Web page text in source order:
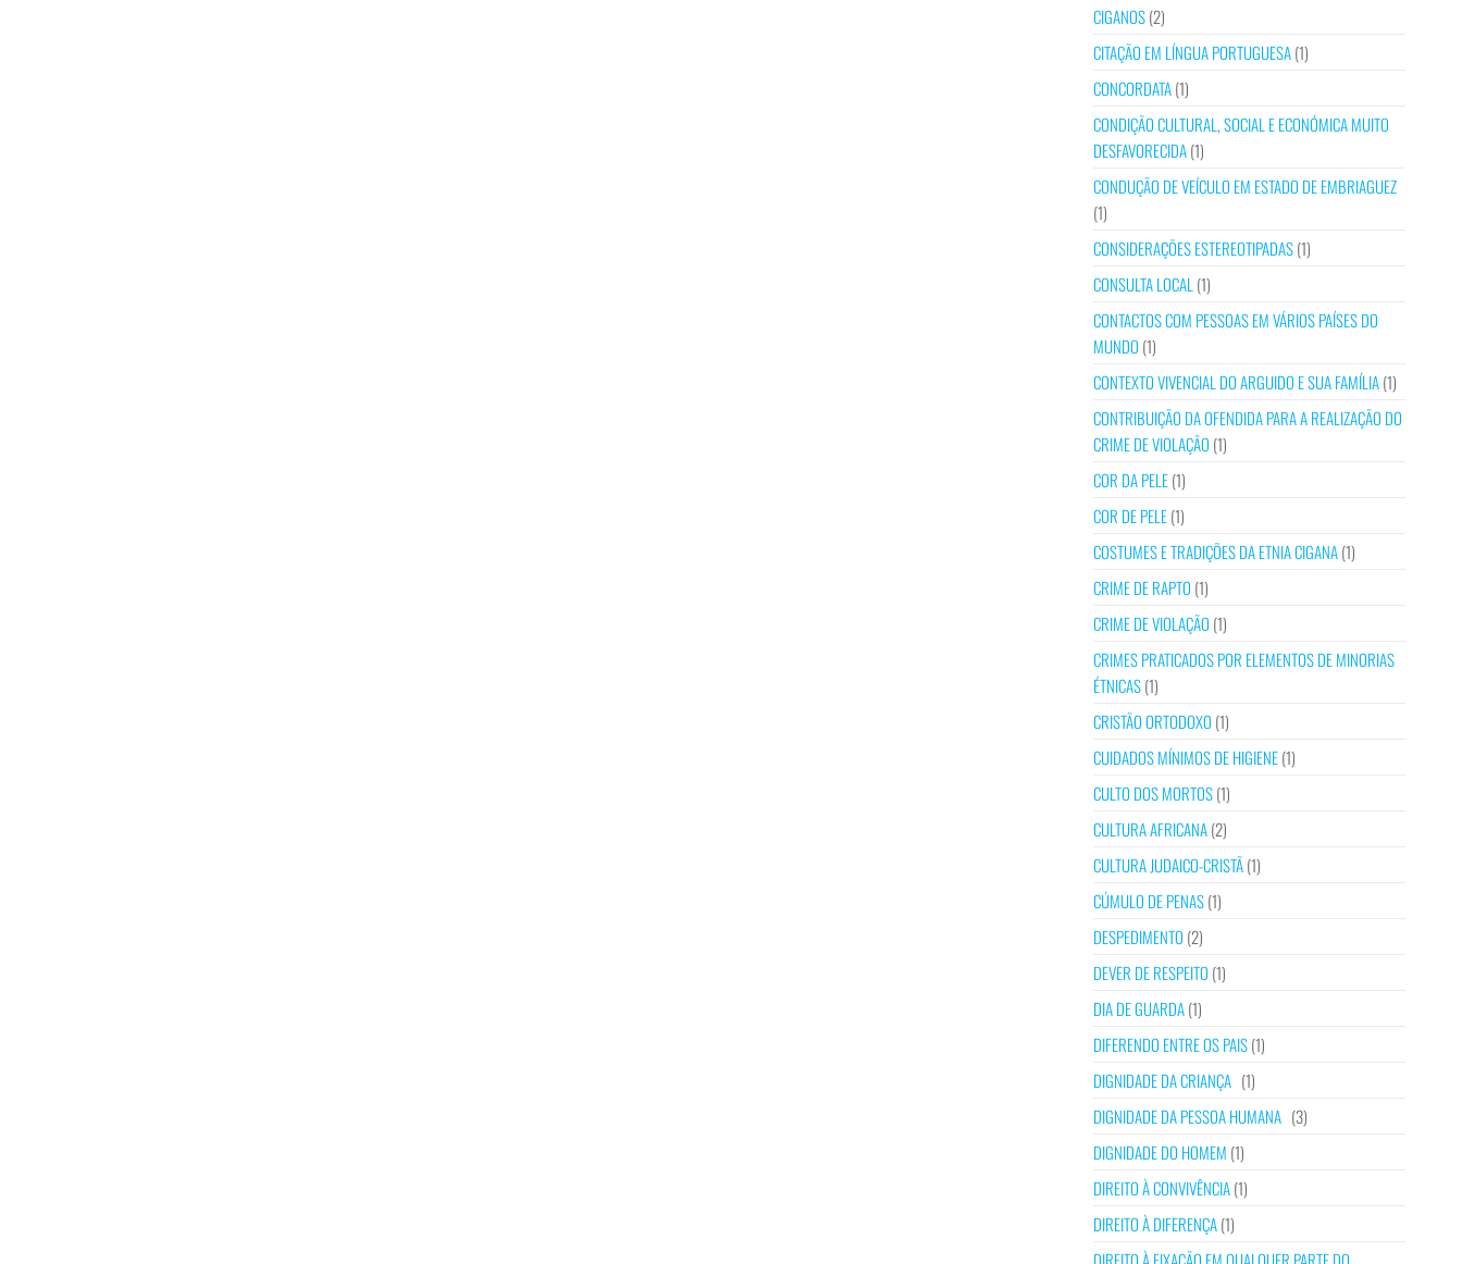
CIGANOS(2)
CITAÇÃO EM LÍNGUA PORTUGUESA(1)
CONCORDATA(1)
CONDIÇÃO CULTURAL, SOCIAL E ECONÓMICA MUITO
DESFAVORECIDA(1)
CONDUÇÃO DE VEÍCULO EM ESTADO DE EMBRIAGUEZ
(1)
CONSIDERAÇÕES ESTEREOTIPADAS(1)
CONSULTA LOCAL (1)
CONTACTOS COM PESSOAS EM VÁRIOS PAÍSES DO
MUNDO (1)
CONTEXTO VIVENCIAL DO ARGUIDO E SUA FAMÍLIA(1)
CONTRIBUIÇÃO DA OFENDIDA PARA A REALIZAÇÃO DO
CRIME DE VIOLAÇÃO (1)
COR DA PELE(1)
COR DE PELE(1)
COSTUMES E TRADIÇÕES DA ETNIA CIGANA(1)
CRIME DE RAPTO (1)
CRIME DE VIOLAÇÃO (1)
CRIMES PRATICADOS POR ELEMENTOS DE MINORIAS
ÉTNICAS(1)
CRISTÃO ORTODOXO (1)
CUIDADOS MÍNIMOS DE HIGIENE(1)
CULTO DOS MORTOS(1)
CULTURA AFRICANA(2)
CULTURA JUDAICO-CRISTÃ(1)
CÚMULO DE PENAS(1)
DESPEDIMENTO (2)
DEVER DE RESPEITO (1)
DIA DE GUARDA(1)
DIFERENDO ENTRE OS PAIS(1)
DIGNIDADE DA CRIANÇA (1)
DIGNIDADE DA PESSOA HUMANA (3)
DIGNIDADE DO HOMEM (1)
DIREITO À CONVIVÊNCIA(1)
DIREITO À DIFERENÇA(1)